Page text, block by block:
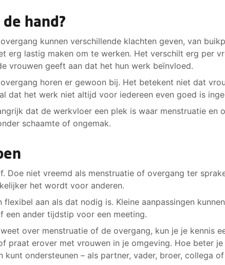
hand?
kunnen verschillende klachten geven, van
erg lastig maken om te werken. Het verschilt erg per
vrouwen geeft aan dat het hun werk beïnvloed.
horen er gewoon bij. Het betekent niet dat
dat het werk niet altijd voor iedereen even goed is
dat de werkvloer een plek is waar menstruatie en
schaamte of ongemak.
Doe niet vreemd als menstruatie of overgang ter
het wordt voor anderen.
flexibel aan als dat nodig is. Kleine aanpassingen
een ander tijdstip voor een meeting.
over menstruatie of de overgang, kun je je kennis
praat erover met vrouwen in je omgeving. Hoe beter
kunt ondersteunen – als partner, vader, broer, collega